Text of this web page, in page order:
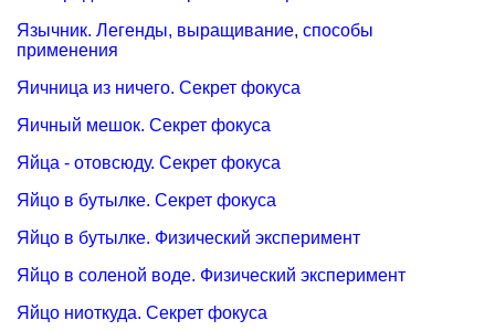
Язычник. Легенды, выращивание, способы
применения
Яичница из ничего. Секрет фокуса
Яичный мешок. Секрет фокуса
Яйца - отовсюду. Секрет фокуса
Яйцо в бутылке. Секрет фокуса
Яйцо в бутылке. Физический эксперимент
Яйцо в соленой воде. Физический эксперимент
Яйцо ниоткуда. Секрет фокуса